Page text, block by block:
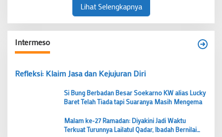
Lihat Selengkapnya
Intermeso
Refleksi: Klaim Jasa dan Kejujuran Diri
Si Bung Berbadan Besar Soekarno KW alias Lucky
Baret Telah Tiada tapi Suaranya Masih Mengema
Malam ke-27 Ramadan: Diyakini Jadi Waktu
Terkuat Turunnya Lailatul Qadar, Ibadah Bernilai